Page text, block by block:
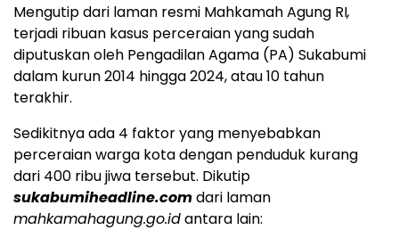
Mengutip dari laman resmi Mahkamah Agung RI,
terjadi ribuan kasus perceraian yang sudah
diputuskan oleh Pengadilan Agama (PA) Sukabumi
dalam kurun 2014 hingga 2024, atau 10 tahun
terakhir.
Sedikitnya ada 4 faktor yang menyebabkan
perceraian warga kota dengan penduduk kurang
dari 400 ribu jiwa tersebut. Dikutip
sukabumiheadline.comdari laman
mahkamahagung.go.idantara lain: